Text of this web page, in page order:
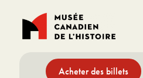
Acheter des billets